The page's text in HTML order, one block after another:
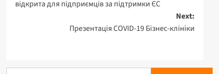
відкрита для підприємців за підтримки ЄС
Next:
Презентація COVID-19 Бізнес-клініки